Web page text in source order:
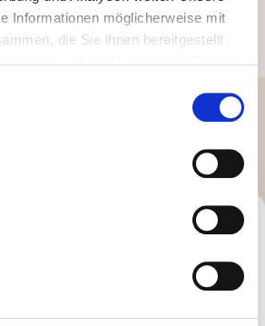
Informationen möglicherweise mit
die Sie ihnen bereitgestellt
49 Abs. 1 DSGVO ein, dass auch
Daten durch lokale
werden.
Folge zu diesem